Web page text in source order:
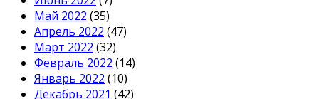
Май 2022 (35)
Апрель 2022 (47)
Март 2022 (32)
Февраль 2022 (14)
Январь 2022 (10)
Декабрь 2021 (42)